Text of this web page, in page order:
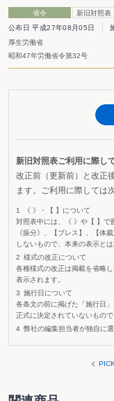
省令
新旧対照表
公布日 平成27年08月05日
厚生労働省
昭和47年労働省令第32号
新旧対照表ご利用に際し
改正前（更新前）と改正
ます。ご利用に際しては
《 》・【 】について
対照表中には、《 》や【 】で
《振分》、【ブレス】、【体
しないもので、本来の表示と
様式の改正について
各種様式の改正は掲載を省略
表示されます。
施行日について
各条文の前に掲げた「施行日
正式に決定されていないもの
弊社の編集担当者が独自に